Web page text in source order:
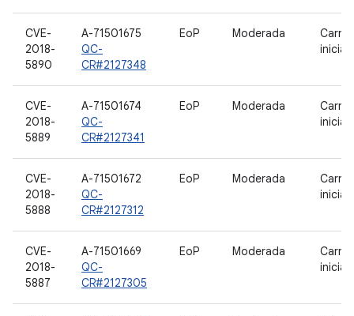
CVE-
2018-
5890
A-71501675
QC-
CR#2127348
EoP Moderada
CVE-
2018-
5889
A-71501674
QC-
CR#2127341
EoP Moderada
CVE-
2018-
5888
A-71501672
QC-
CR#2127312
EoP Moderada
CVE-
2018-
5887
A-71501669
QC-
CR#2127305
EoP Moderada